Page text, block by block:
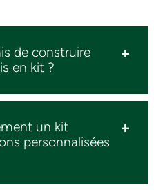
de construire
en kit ?
un kit
personnalisées